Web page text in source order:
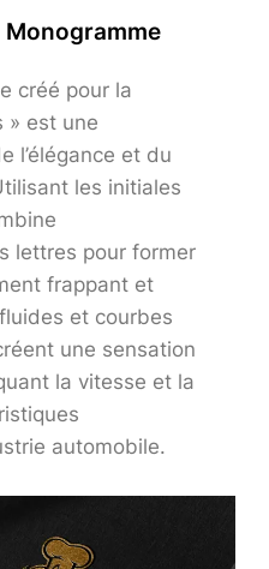
Monogramme
créé pour la
» est une
l’élégance et du
les initiales
lettres pour former
frappant et
et courbes
une sensation
la vitesse et la
automobile.